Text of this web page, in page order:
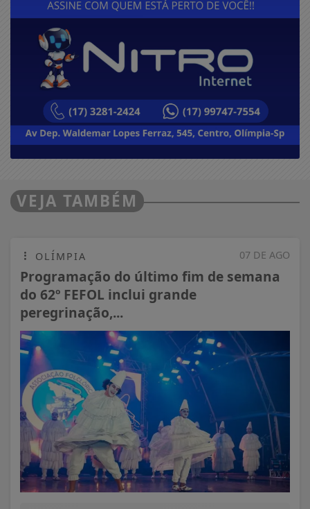
VEJA TAMBÉM
07 DE AGO
OLÍMPIA
Programação do último fim de semana
do 62º FEFOL inclui grande
peregrinação,...